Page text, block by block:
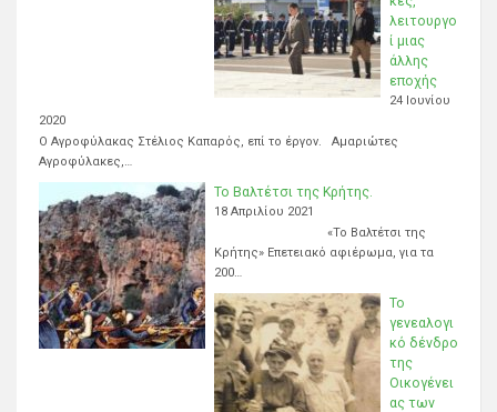
λειτουργο
ί μιας
άλλης
εποχής
24 Ιουνίου
2020
Ο Αγροφύλακας Στέλιος Καπαρός, επί το έργον. Αμαριώτες
Αγροφύλακες,…
Το Βαλτέτσι της Κρήτης.
18 Απριλίου 2021
«Το Βαλτέτσι της
Κρήτης» Επετειακό αφιέρωμα, για τα
200…
Το
γενεαλογι
κό δένδρο
της
Οικογένει
ας των